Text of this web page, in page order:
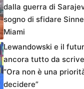
dalla guerra di
sogno di sfidare
Miami
Lewandowski e il
ancora tutto da
“Ora non è una
decidere”